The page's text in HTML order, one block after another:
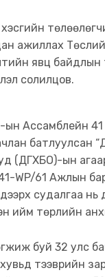
ажиллах
явц байдлын
солилцов.
Ассамблейн 41
батлуулсан
(ДГХБО)-ын
WP/61 Ажлын
судалгаа нь
ийм төрлийн
буй 32 улс
тээврийн